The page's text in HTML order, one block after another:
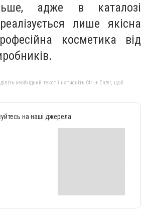
адже в каталозі
лише якісна
косметика від
необхідний текст і натисніть Ctrl + Enter, щоб
на наші джерела